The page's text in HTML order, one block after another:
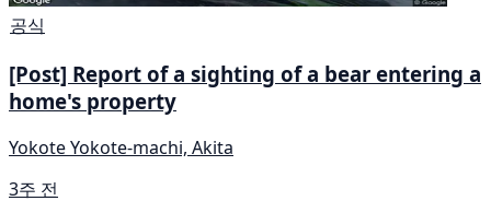
공식
[Post] Report of a sighting of a bear entering a
home's property
Yokote Yokote-machi, Akita
3주 전